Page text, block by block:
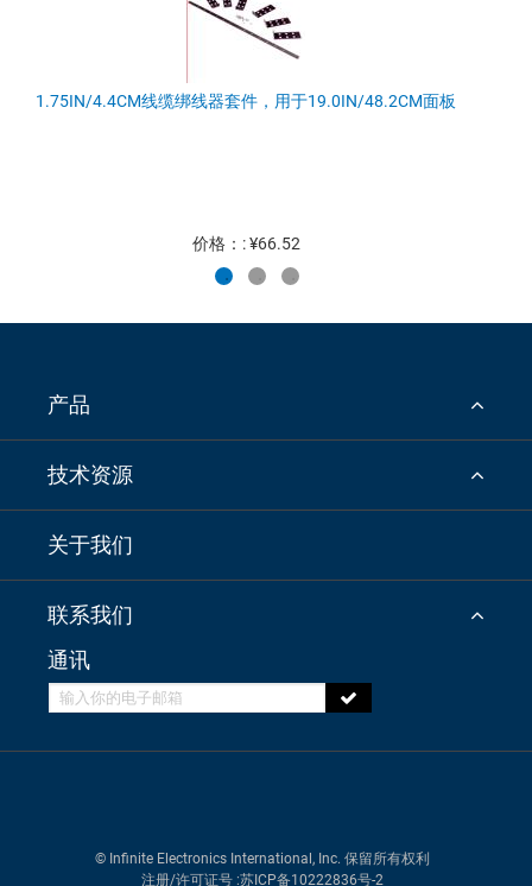
1.75IN/4.4CM线缆绑线器套件，用于19.0IN/48.2CM面板
价格：: ¥66.52
产品
技术资源
关于我们
联系我们
通讯
© Infinite Electronics International, Inc. 保留所有权利
注册/许可证号 :苏ICP备10222836号-2